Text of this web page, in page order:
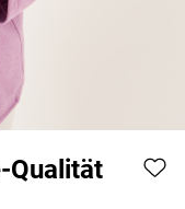
Qualität